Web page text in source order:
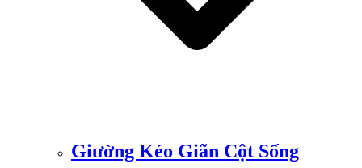
Giường Kéo Giãn Cột Sống